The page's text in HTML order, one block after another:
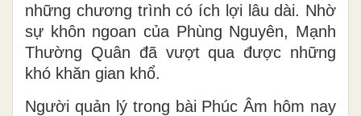
những chương trình có ích lợi lâu dài. Nhờ
sự khôn ngoan của Phùng Nguyên, Mạnh
Thường Quân đã vượt qua được những
khó khăn gian khổ.
Người quản lý trong bài Phúc Âm hôm nay